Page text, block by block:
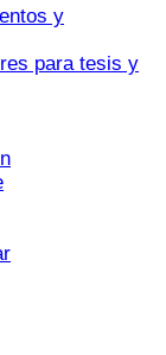
y
para tesis y